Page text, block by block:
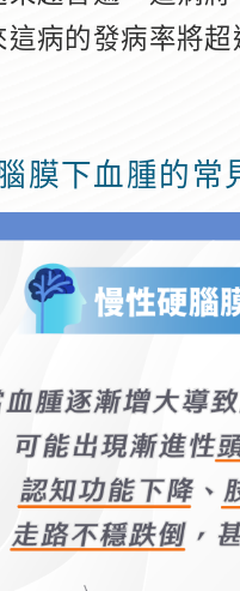
這病的發病率將
膜下血腫的常